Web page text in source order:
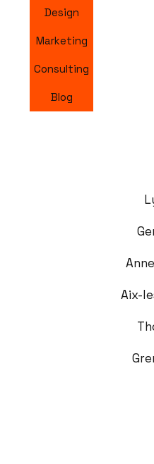
Design
Marketing
Consulting
Blog
Aix-